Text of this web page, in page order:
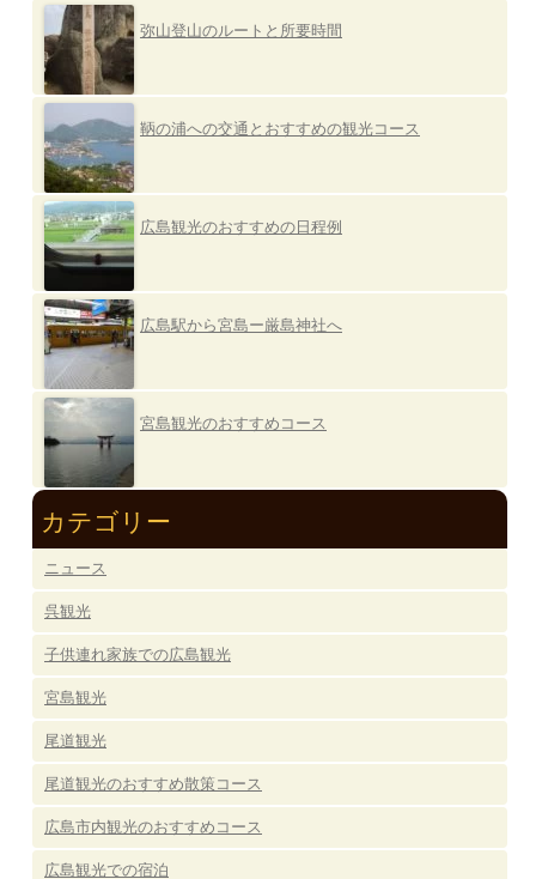
弥山登山のルートと所要時間
鞆の浦への交通とおすすめの観光コース
広島観光のおすすめの日程例
広島駅から宮島ー厳島神社へ
宮島観光のおすすめコース
カテゴリー
ニュース
呉観光
子供連れ家族での広島観光
宮島観光
尾道観光
尾道観光のおすすめ散策コース
広島市内観光のおすすめコース
広島観光での宿泊